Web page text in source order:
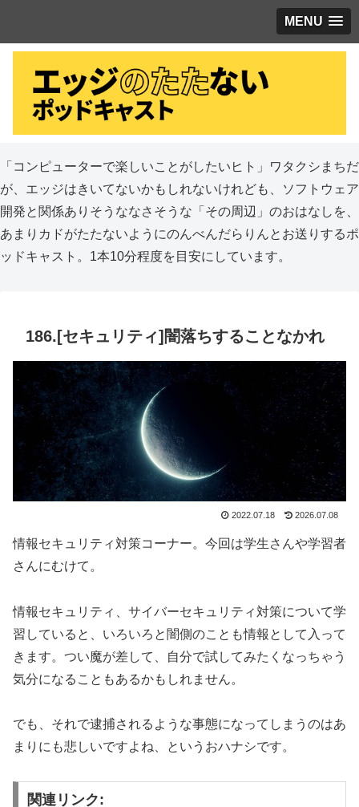
MENU
「コンピューターで楽しいことがしたいヒト」ワタクシまちだ
が、エッジはきいてないかもしれないけれども、ソフトウェア
開発と関係ありそうななさそうな「その周辺」のおはなしを、
あまりカドがたたないようにのんべんだらりんとお送りするポ
ッドキャスト。1本10分程度を目安にしています。
186.[セキュリティ]闇落ちすることなかれ
2022.07.18 2026.07.08
情報セキュリティ対策コーナー。今回は学生さんや学習者
さんにむけて。
情報セキュリティ、サイバーセキュリティ対策について学
習していると、いろいろと闇側のことも情報として入って
きます。つい魔が差して、自分で試してみたくなっちゃう
気分になることもあるかもしれません。
でも、それで逮捕されるような事態になってしまうのはあ
まりにも悲しいですよね、というおハナシです。
関連リンク: